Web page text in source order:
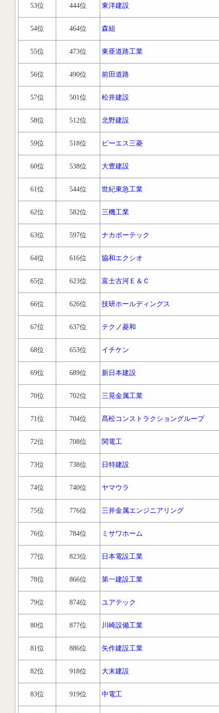
53位 444位 東洋建設
54位 464位 森組
55位 473位 東亜道路工業
56位 490位 前田道路
57位 501位 松井建設
58位 512位 北野建設
59位 518位 ピーエス三菱
60位 538位 大豊建設
61位 544位 世紀東急工業
62位 582位 三機工業
63位 597位 ナカボーテック
64位 616位 協和エクシオ
65位 623位 富士古河Ｅ＆Ｃ
66位 626位 技研ホールディングス
67位 637位 テクノ菱和
68位 653位 イチケン
69位 689位 新日本建設
70位 702位 三晃金属工業
71位 704位 髙松コンストラクショングループ
72位 708位 関電工
73位 738位 日特建設
74位 740位 ヤマウラ
75位 776位 三井金属エンジニアリング
76位 784位 ミサワホーム
77位 823位 日本電設工業
78位 866位 第一建設工業
79位 874位 ユアテック
80位 877位 川崎設備工業
81位 886位 矢作建設工業
82位 918位 大末建設
83位 919位 中電工